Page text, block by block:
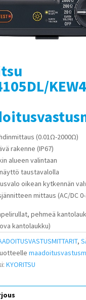
(0.01Ω-2000Ω)
rakenne (IP67)
alueen valintaan
näyttö taustavalolla
oikean kytkennän
mittaus (AC/DC 0-
pehmeä
kantolaukku)
,
KYORITSU